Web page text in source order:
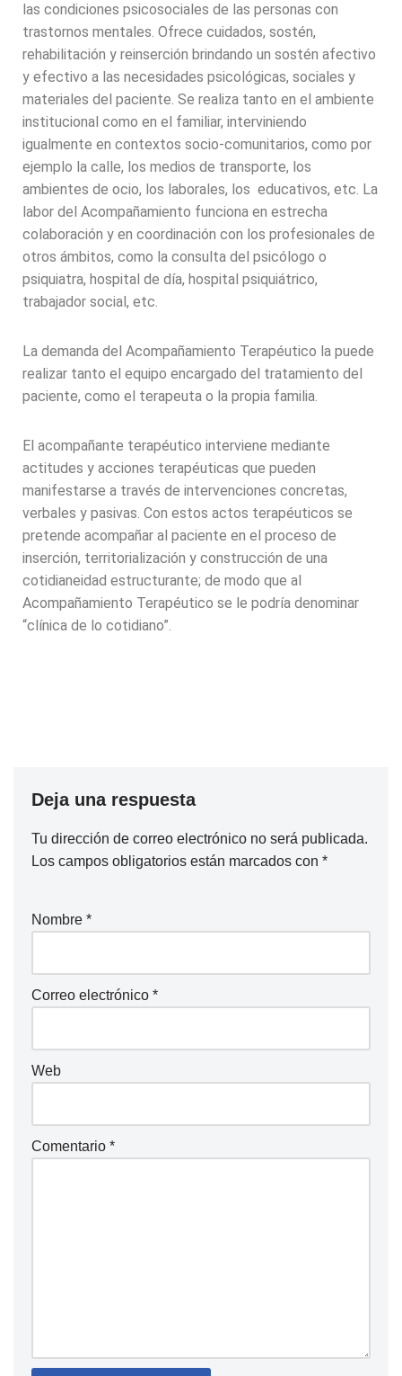
las condiciones psicosociales de las personas con
trastornos mentales. Ofrece cuidados, sostén,
rehabilitación y reinserción brindando un sostén afectivo
y efectivo a las necesidades psicológicas, sociales y
materiales del paciente. Se realiza tanto en el ambiente
institucional como en el familiar, interviniendo
igualmente en contextos socio-comunitarios, como por
ejemplo la calle, los medios de transporte, los
ambientes de ocio, los laborales, los educativos, etc. La
labor del Acompañamiento funciona en estrecha
colaboración y en coordinación con los profesionales de
otros ámbitos, como la consulta del psicólogo o
psiquiatra, hospital de día, hospital psiquiátrico,
trabajador social, etc.
La demanda del Acompañamiento Terapéutico la puede
realizar tanto el equipo encargado del tratamiento del
paciente, como el terapeuta o la propia familia.
El acompañante terapéutico interviene mediante
actitudes y acciones terapéuticas que pueden
manifestarse a través de intervenciones concretas,
verbales y pasivas. Con estos actos terapéuticos se
pretende acompañar al paciente en el proceso de
inserción, territorialización y construcción de una
cotidianeidad estructurante; de modo que al
Acompañamiento Terapéutico se le podría denominar
“clínica de lo cotidiano”.
Deja una respuesta
Tu dirección de correo electrónico no será publicada.
Los campos obligatorios están marcados con *
Nombre *
Correo electrónico *
Web
Comentario *